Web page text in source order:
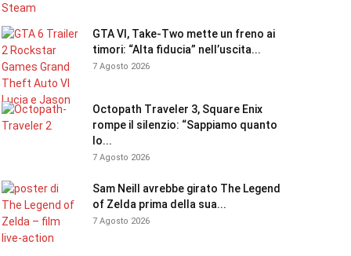
GTA VI, Take-Two mette un freno ai
timori: “Alta fiducia” nell’uscita...
7 Agosto 2026
Octopath Traveler 3, Square Enix
rompe il silenzio: “Sappiamo quanto
lo...
7 Agosto 2026
Sam Neill avrebbe girato The Legend
of Zelda prima della sua...
7 Agosto 2026